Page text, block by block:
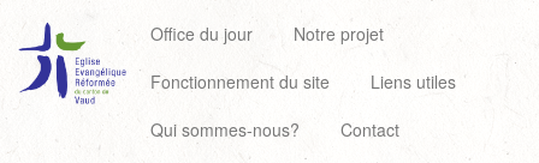
Office du jour
Notre projet
Fonctionnement du site
Liens utiles
Qui sommes-nous?
Contact